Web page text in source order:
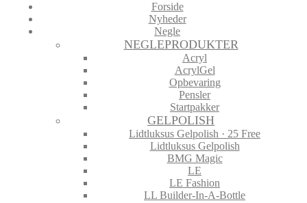
Forside
Nyheder
Negle
NEGLEPRODUKTER
Acryl
AcrylGel
Opbevaring
Pensler
Startpakker
GELPOLISH
Lidtluksus Gelpolish · 25 Free
Lidtluksus Gelpolish
BMG Magic
LE
LE Fashion
LL Builder-In-A-Bottle